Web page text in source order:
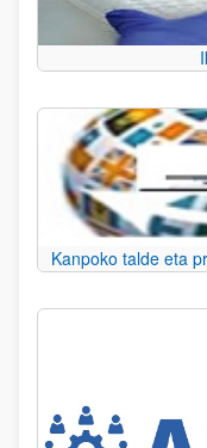
Kanpoko talde eta